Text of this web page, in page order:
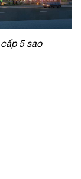
5 sao